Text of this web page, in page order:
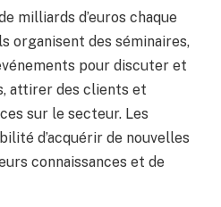
milliards d’euros chaque
organisent des séminaires,
pour discuter et
attirer des clients et
sur le secteur. Les
d’acquérir de nouvelles
connaissances et de